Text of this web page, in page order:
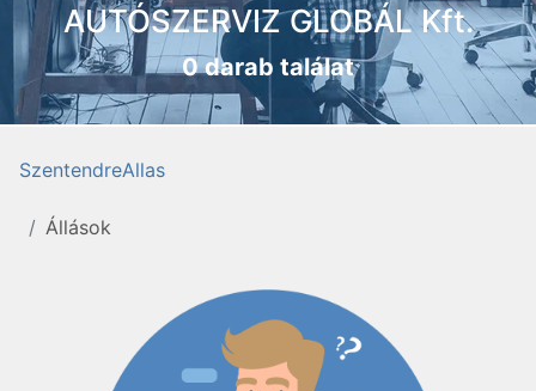
AUTÓSZERVIZ GLOBÁL Kft.
0 darab találat
SzentendreAllas
Állások